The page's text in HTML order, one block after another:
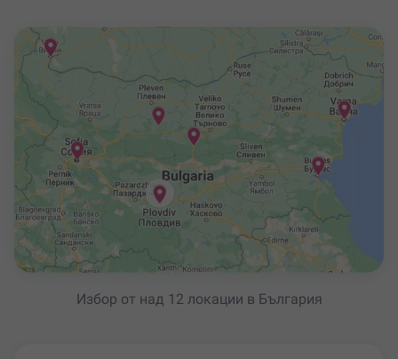
Избор от над 12 локации в България